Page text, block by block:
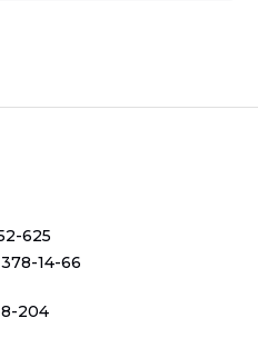
625
14-66
204